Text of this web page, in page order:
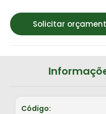
Solicitar
Código: